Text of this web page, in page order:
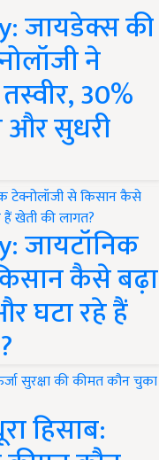
जायडेक्स की
ने
30%
और सुधरी
जायटॉनिक
कैसे बढ़ा
घटा रहे हैं
हिसाब: